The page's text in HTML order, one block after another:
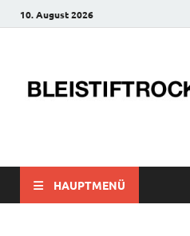
10. August 2026
HAUPTMENÜ